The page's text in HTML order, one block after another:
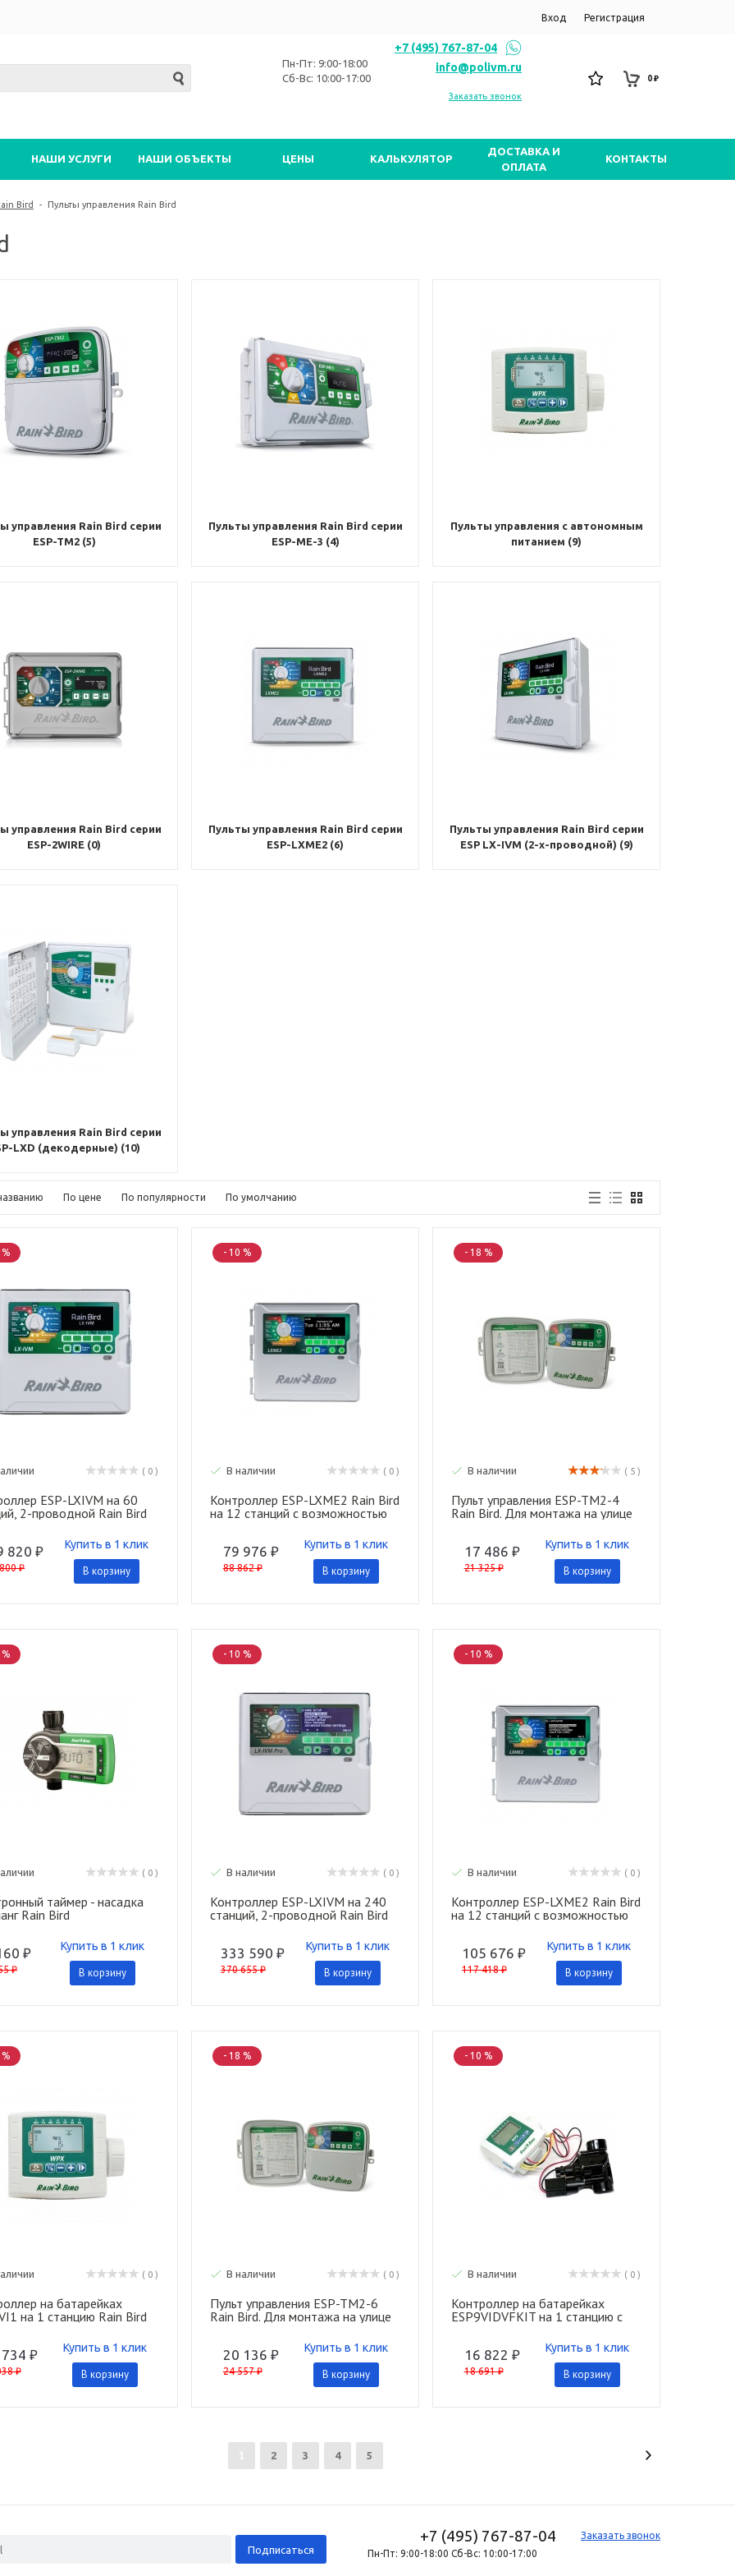
Вход Регистрация
Пн-Пт: 9:00-18:00
Сб-Вс: 10:00-17:00
+7 (495) 767-87-04
info@polivm.ru
Заказать звонок
0 ₽
НАШИ УСЛУГИ НАШИ ОБЪЕКТЫ ЦЕНЫ КАЛЬКУЛЯТОР
ДОСТАВКА И
ОПЛАТА
КОНТАКТЫ
Bird - Пульты управления Rain Bird
управления Rain Bird серии
ESP-TM2 (5)
Пульты управления Rain Bird серии
ESP-ME-3 (4)
Пульты управления с автономным
питанием (9)
управления Rain Bird серии
ESP-2WIRE (0)
Пульты управления Rain Bird серии
ESP-LXME2 (6)
Пульты управления Rain Bird серии
ESP LX-IVM (2-х-проводной) (9)
управления Rain Bird серии
LXD (декодерные) (10)
По цене По популярности По умолчанию
( 0 )
ESP-LXIVM на 60
2-проводной Rain Bird
820 ₽
₽
Купить в 1 клик
В корзину
- 10 %
В наличии ( 0 )
Контроллер ESP-LXME2 Rain Bird
на 12 станций с возможностью
79 976 ₽
88 862 ₽
Купить в 1 клик
В корзину
- 18 %
В наличии ( 5 )
Пульт управления ESP-TM2-4
Rain Bird. Для монтажа на улице
17 486 ₽
21 325 ₽
Купить в 1 клик
В корзину
( 0 )
таймер - насадка
Rain Bird
₽
₽
Купить в 1 клик
В корзину
- 10 %
В наличии ( 0 )
Контроллер ESP-LXIVM на 240
станций, 2-проводной Rain Bird
333 590 ₽
370 655 ₽
Купить в 1 клик
В корзину
- 10 %
В наличии ( 0 )
Контроллер ESP-LXME2 Rain Bird
на 12 станций с возможностью
105 676 ₽
117 418 ₽
Купить в 1 клик
В корзину
( 0 )
на батарейках
на 1 станцию Rain Bird
734 ₽
₽
Купить в 1 клик
В корзину
- 18 %
В наличии ( 0 )
Пульт управления ESP-TM2-6
Rain Bird. Для монтажа на улице
20 136 ₽
24 557 ₽
Купить в 1 клик
В корзину
- 10 %
В наличии ( 0 )
Контроллер на батарейках
ESP9VIDVFKIT на 1 станцию с
16 822 ₽
18 691 ₽
Купить в 1 клик
В корзину
1 2 3 4 5
+7 (495) 767-87-04
Заказать звонок
Пн-Пт: 9:00-18:00 Сб-Вс: 10:00-17:00